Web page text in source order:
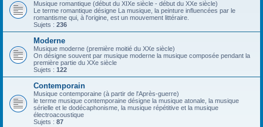
Musique romantique (début du XIXe siècle - début du XXe siècle)
Le terme romantique désigne La musique, la peinture influencées par le
romantisme qui, à l'origine, est un mouvement littéraire.
Sujets : 236
Moderne
Musique moderne (première moitié du XXe siècle)
On désigne souvent par musique moderne la musique composée pendant la
première partie du XXe siècle
Sujets : 122
Contemporain
Musique contemporaine (à partir de l'Après-guerre)
le terme musique contemporaine désigne la musique atonale, la musique
sérielle et le dodécaphonisme, la musique répétitive et la musique
électroacoustique
Sujets : 87